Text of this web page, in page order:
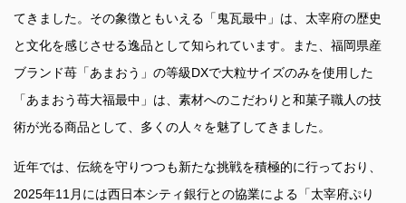
てきました。その象徴ともいえる「鬼瓦最中」は、太宰府の歴史
と文化を感じさせる逸品として知られています。また、福岡県産
ブランド苺「あまおう」の等級DXで大粒サイズのみを使用した
「あまおう苺大福最中」は、素材へのこだわりと和菓子職人の技
術が光る商品として、多くの人々を魅了してきました。
近年では、伝統を守りつつも新たな挑戦を積極的に行っており、
2025年11月には西日本シティ銀行との協業による「太宰府ぷり